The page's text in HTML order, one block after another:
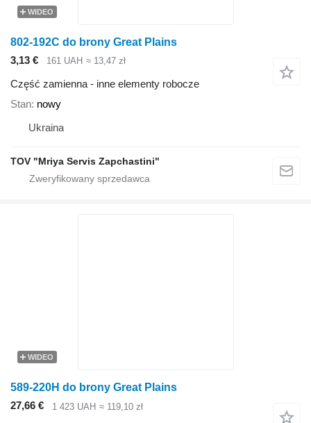
WIDEO
802-192C do brony Great Plains
3,13 €
161 UAH ≈ 13,47 zł
Część zamienna - inne elementy robocze
Stan nowy
Ukraina
TOV "Mriya Servis Zapchastini"
WIDEO
589-220H do brony Great Plains
27,66 €
1 423 UAH ≈ 119,10 zł